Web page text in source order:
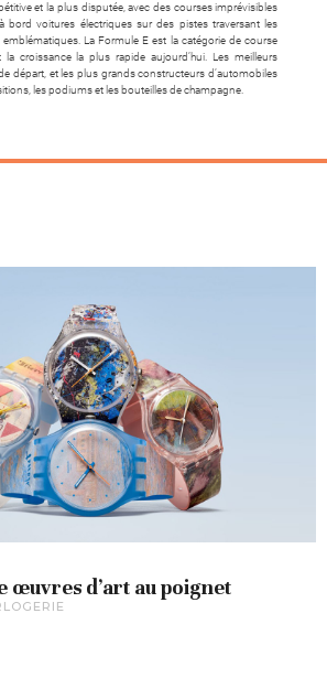
et la plus disputée, avec des courses imprévisibles
bord voitures électriques sur des pistes traversant les
La Formule E est la catégorie de course
croissance la plus rapide aujourd’hui. Les meilleurs
départ, et les plus grands constructeurs d’automobiles
les podiums et les bouteilles de champagne.
œuvres d’art au poignet